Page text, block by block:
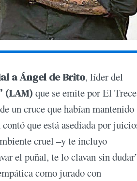
a Ángel de Brito, líder del
(LAM) que se emite por El
un cruce que habían mantenido
que está asediada por
cruel –y te incluyo
el puñal, te lo clavan sin
como jurado con